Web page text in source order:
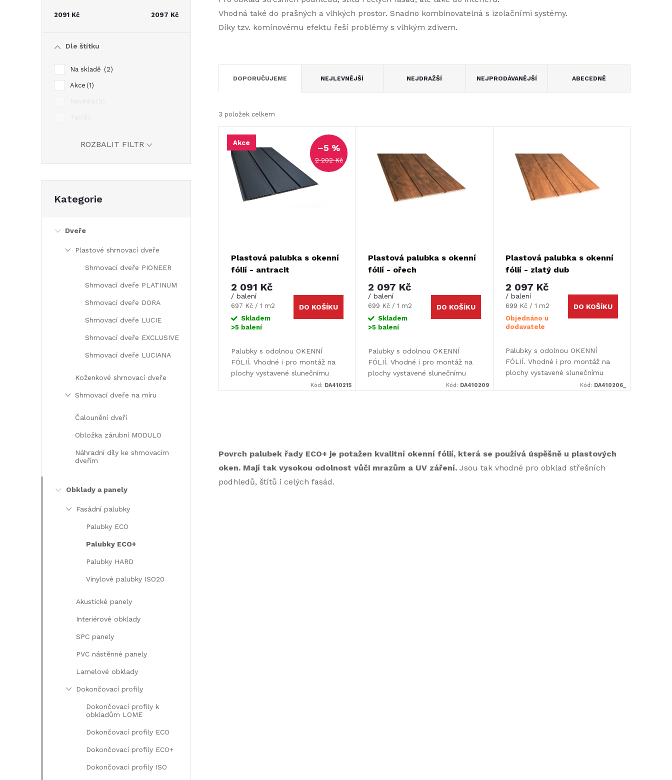
p
a
2091 Kč 2097 Kč
Dle štítku
Na skladě 2
Akce 1
ROZBALIT FILTR
kategorie
Kategorie
Dveře
Plastové shrnovací dveře
Shrnovací dveře PIONEER
Shrnovací dveře PLATINUM
Shrnovací dveře DORA
Shrnovací dveře LUCIE
Shrnovací dveře EXCLUSIVE
Shrnovací dveře LUCIANA
Koženkové shrnovací dveře
Shrnovací dveře na míru
Čalounění dveří
Obložka zárubní MODULO
Náhradní díly ke shrnovacím
dveřím
Obklady a panely
Fasádní palubky
Palubky ECO
Palubky ECO+
Palubky HARD
Vinylové palubky ISO20
Akustické panely
Interiérové obklady
SPC panely
PVC nástěnné panely
Lamelové obklady
Dokončovací profily
Dokončovací profily k
obkladům LOME
Dokončovací profily ECO
Dokončovací profily ECO+
Dokončovací profily ISO
Vhodná také do prašných a vlhkých prostor. Snadno kombinovatelná s izolačními systémy.
Díky tzv. komínovému efektu řeší problémy s vlhkým zdivem.
z
e
DOPORUČUJEME NEJLEVNĚJŠÍ NEJDRAŽŠÍ NEJPRODÁVANĚJŠÍ ABECEDNĚ
3 položek celkem
V
k
Akce
2 202 Kč
–5 %
Plastová palubka s okenní
fólií - antracit
2 091 Kč
/ balení
Měrná
cena:
697 Kč / 1 m2
Skladem
>5 balení
DO KOŠÍKU
Palubky s odolnou OKENNÍ
FÓLIÍ. Vhodné i pro montáž na
plochy vystavené slunečnímu
záření. Rozměr palubky: 300 x 10
Kód: DA410215
Plastová palubka s okenní
fólií - ořech
2 097 Kč
/ balení
Měrná
cena:
699 Kč / 1 m2
Skladem
>5 balení
DO KOŠÍKU
Palubky s odolnou OKENNÍ
FÓLIÍ. Vhodné i pro montáž na
plochy vystavené slunečnímu
záření. Rozměr palubky: 300 x 10
Kód: DA410209
Plastová palubka s okenní
fólií - zlatý dub
2 097 Kč
/ balení
Měrná
cena:
699 Kč / 1 m2
Objednáno u
dodavatele
DO KOŠÍKU
Palubky s odolnou OKENNÍ
FÓLIÍ. Vhodné i pro montáž na
plochy vystavené slunečnímu
záření. Rozměr palubky: 300 x 10
Kód: DA410206_
v
l
á
Povrch palubek řady ECO+ je potažen kvalitní okenní fólií, která se používá úspěšně u plastových
oken. Mají tak vysokou odolnost vůči mrazům a UV záření. Jsou tak vhodné pro obklad střešních
podhledů, štítů i celých fasád.